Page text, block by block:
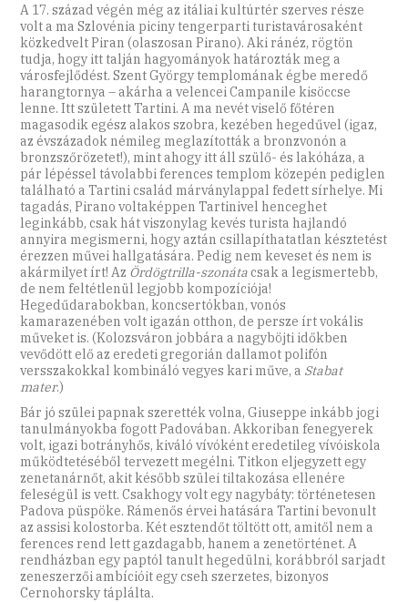
A 17. század végén még az itáliai kultúrtér szerves része
volt a ma Szlovénia piciny tengerparti turistavárosaként
közkedvelt Piran (olaszosan Pirano). Aki ránéz, rögtön
tudja, hogy itt talján hagyományok határozták meg a
városfejlődést. Szent György templomának égbe meredő
harangtornya – akárha a velencei Campanile kisöccse
lenne. Itt született Tartini. A ma nevét viselő főtéren
magasodik egész alakos szobra, kezében hegedűvel (igaz,
az évszázadok némileg meglazították a bronzvonón a
bronzszőrözetet!), mint ahogy itt áll szülő- és lakóháza, a
pár lépéssel távolabbi ferences templom közepén pediglen
található a Tartini család márványlappal fedett sírhelye. Mi
tagadás, Pirano voltaképpen Tartinivel hen­ceghet
leginkább, csak hát viszonylag kevés turista hajlandó
annyira megismerni, hogy aztán csillapíthatatlan késztetést
érezzen művei hallgatására. Pedig nem keveset és nem is
akármilyet írt! Az Ördögtrilla-szo­nátacsak a legismertebb,
de nem feltétlenül legjobb kompozíciója!
Hegedűdarabokban, koncsertókban, vonós
kamarazenében volt igazán otthon, de persze írt vokális
műveket is. (Kolozsváron jobbára a nagyböjti időkben
vevődött elő az eredeti gre­gorián dallamot polifón
versszakokkal kombináló vegyes kari műve, a Stabat
mater.)
Bár jó szülei papnak szerették volna, Giuseppe inkább jogi
tanulmányokba fogott Padovában. Akkoriban fenegyerek
volt, igazi botrányhős, kiváló vívóként eredetileg vívóiskola
működtetéséből tervezett megélni. Titkon eljegyzett egy
zenetanárnőt, akit később szülei tiltakozása ellenére
feleségül is vett. Csakhogy volt egy nagybáty: történetesen
Padova püspöke. Rámenős érvei hatására Tartini bevonult
az assisi kolostorba. Két esztendőt töltött ott, amitől nem a
ferences rend lett gazdagabb, hanem a zenetörténet. A
rendházban egy paptól tanult hegedülni, korábbról sarjadt
zeneszerzői ambícióit egy cseh szerzetes, bizonyos
Cernohorsky táplálta.